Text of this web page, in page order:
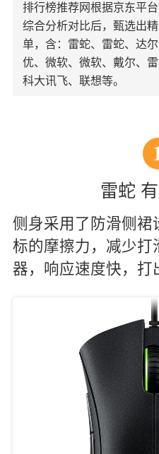
排行榜推荐网根据京东平
综合分析对比后，甄选出
单，含：雷蛇、雷蛇、达
优、微软、微软、戴尔、
科大讯飞、联想等。
雷蛇
侧身采用了防滑侧裙
标的摩擦力，减少打
器，响应速度快，打